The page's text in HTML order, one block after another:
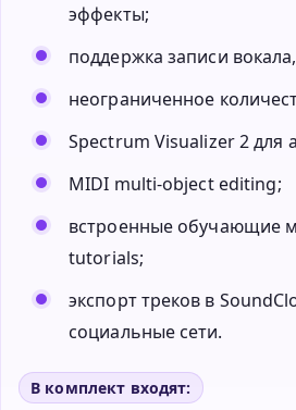
эффекты;
поддержка записи
неограниченное
Spectrum Visualizer 2 для
MIDI multi-object editing;
встроенные обучающие
tutorials;
экспорт треков в
социальные сети.
В комплект входят: